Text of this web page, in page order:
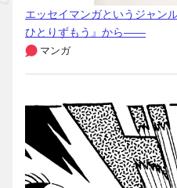
エッセイマンガというジャ
ひとりずもう』から――
マンガ